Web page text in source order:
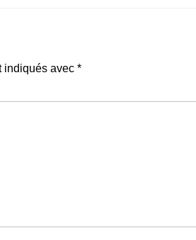
indiqués avec *